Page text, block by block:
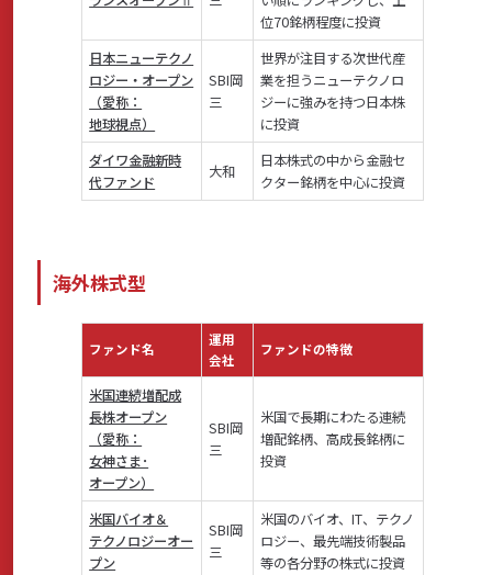
位70銘柄程度に投資
日本ニューテクノ
ロジー・オープン
（愛称：
地球視点）
SBI岡
三
世界が注目する次世代産
業を担うニューテクノロ
ジーに強みを持つ日本株
に投資
ダイワ金融新時
代ファンド
大和
日本株式の中から金融セ
クター銘柄を中心に投資
海外株式型
ファンド名
運用
会社
ファンドの特徴
米国連続増配成
長株オープン
（愛称：
女神さま･
オープン）
SBI岡
三
米国で長期にわたる連続
増配銘柄、高成長銘柄に
投資
米国バイオ＆
テクノロジーオー
プン
SBI岡
三
米国のバイオ、IT、テクノ
ロジー、最先端技術製品
等の各分野の株式に投資